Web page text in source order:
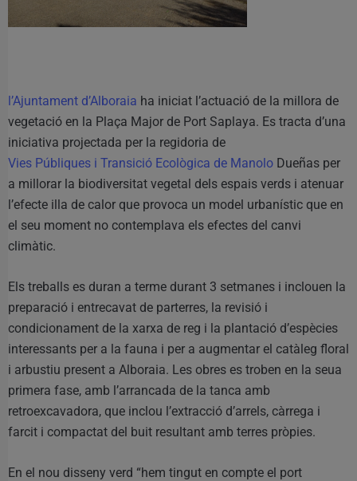
l’Ajuntament d’Alboraia ha iniciat l’actuació de la millora de
vegetació en la Plaça Major de Port Saplaya. Es tracta d’una
iniciativa projectada per la regidoria de
Vies Públiques i Transició Ecològica de Manolo Dueñas per
a millorar la biodiversitat vegetal dels espais verds i atenuar
l’efecte illa de calor que provoca un model urbanístic que en
el seu moment no contemplava els efectes del canvi
climàtic.
Els treballs es duran a terme durant 3 setmanes i inclouen la
preparació i entrecavat de parterres, la revisió i
condicionament de la xarxa de reg i la plantació d’espècies
interessants per a la fauna i per a augmentar el catàleg floral
i arbustiu present a Alboraia. Les obres es troben en la seua
primera fase, amb l’arrancada de la tanca amb
retroexcavadora, que inclou l’extracció d’arrels, càrrega i
farcit i compactat del buit resultant amb terres pròpies.
En el nou disseny verd “hem tingut en compte el port